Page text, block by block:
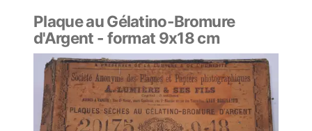
Plaque au Gélatino-Bromure
d'Argent - format 9x18 cm